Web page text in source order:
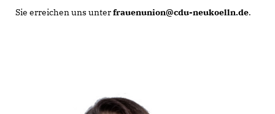
Sie erreichen uns unterfrauenunion@cdu-neukoelln.de.